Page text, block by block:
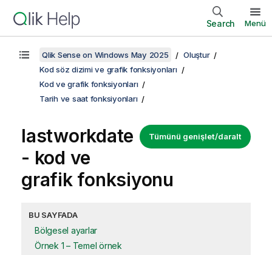
Search Menü
Qlik Sense on Windows May 2025
Oluştur
Kod söz dizimi ve grafik fonksiyonları
Kod ve grafik fonksiyonları
Tarih ve saat fonksiyonları
Tümünü genişlet/daralt
lastworkdate
- kod ve
grafik fonksiyonu
BU SAYFADA
Bölgesel ayarlar
Örnek 1 – Temel örnek